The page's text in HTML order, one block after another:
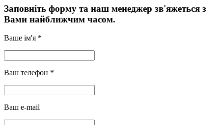
Заповніть форму та наш менеджер зв'яжеться з
Вами найближчим часом.
Ваше ім'я *
Ваш телефон *
Ваш e-mail